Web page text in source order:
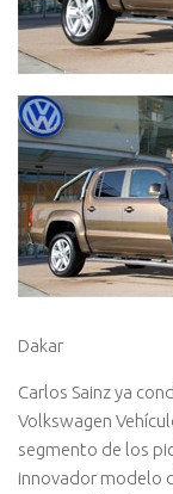
Dakar
Carlos Sainz ya
Volkswagen
segmento de los
innovador modelo